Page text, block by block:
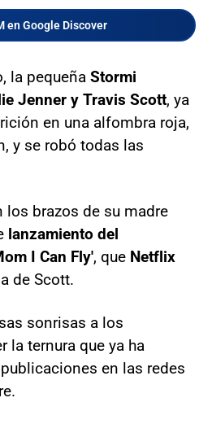
en Google Discover
la pequeña Stormi
Jenner y Travis Scott, ya
en una alfombra roja,
y se robó todas las
los brazos de su madre
lanzamiento del
I Can Fly', que Netflix
de Scott.
sonrisas a los
la ternura que ya ha
en las redes